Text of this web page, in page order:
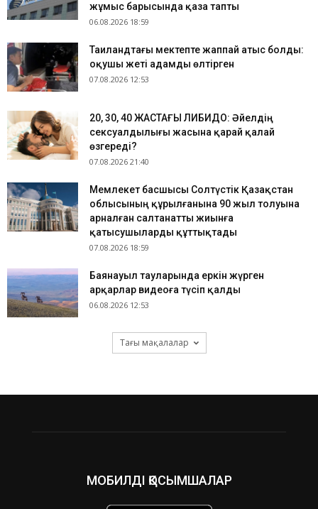
жұмыс барысында қаза тапты
06.08.2026 18:59
Таиландтағы мектепте жаппай атыс болды:
оқушы жеті адамды өлтірген
07.08.2026 12:53
​20, 30, 40 ЖАСТАҒЫ ЛИБИДО: Әйелдің
сексуалдылығы жасына қарай қалай
өзгереді?
07.08.2026 21:40
Мемлекет басшысы Солтүстік Қазақстан
облысының құрылғанына 90 жыл толуына
арналған салтанатты жиынға
қатысушыларды құттықтады
07.08.2026 18:59
Баянауыл тауларында еркін жүрген
арқарлар видеоға түсіп қалды
06.08.2026 12:53
Тағы мақалалар
МОБИЛДІ ҚОСЫМШАЛАР